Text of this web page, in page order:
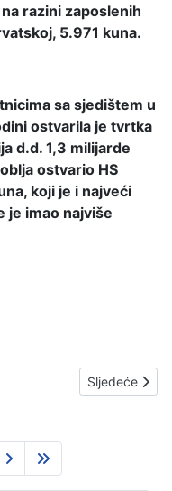
razini zaposlenih
5.971 kuna.
sa sjedištem u
ostvarila je tvrtka
d.d. 1,3 milijarde
ostvario HS
koji je i najveći
je imao najviše
Sljedeći
Sljedeće